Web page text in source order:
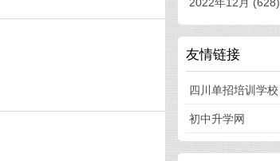
友情链接
四川单招培训学校
初中升学网